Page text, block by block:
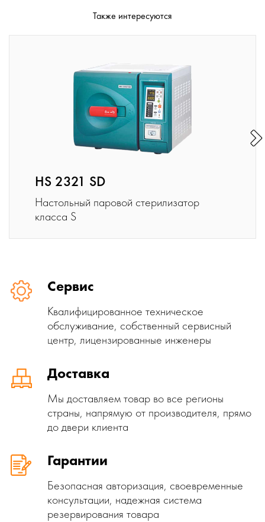
Также интересуются
HS 2321 SD
Настольный паровой стерилизатор
класса S
Сервис
Квалифицированное техническое
обслуживание, собственный сервисный
центр, лицензированные инженеры
Доставка
Мы доставляем товар во все регионы
страны, напрямую от производителя, прямо
до двери клиента
Гарантии
Безопасная авторизация, своевременные
консультации, надежная система
резервирования товара